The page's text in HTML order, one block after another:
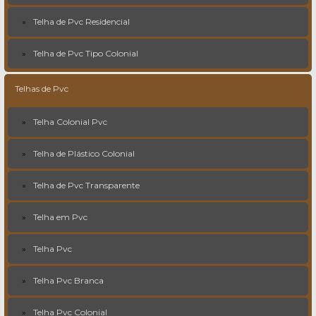
Telha de Pvc Residencial
Telha de Pvc Tipo Colonial
Telhas de Pvc
Telha Colonial Pvc
Telha de Plástico Colonial
Telha de Pvc Transparente
Telha em Pvc
Telha Pvc
Telha Pvc Branca
Telha Pvc Colonial